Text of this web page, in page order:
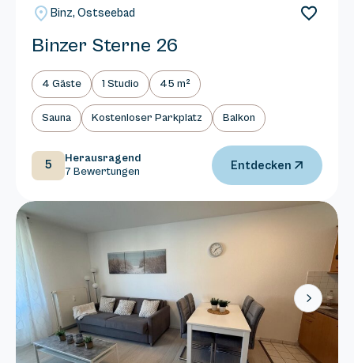
Binz, Ostseebad
Binzer Sterne 26
4 Gäste 1 Studio 45 m²
Sauna Kostenloser Parkplatz Balkon
5
Herausragend
7 Bewertungen
Entdecken
Next